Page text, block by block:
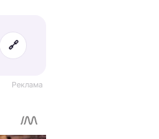
🔗